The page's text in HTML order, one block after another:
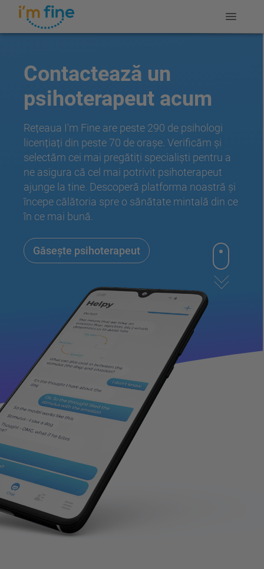
Contactează un
psihoterapeut acum
Rețeaua I'm Fine are peste 290 de psihologi
licențiați din peste 70 de orașe. Verificăm și
selectăm cei mai pregătiți specialiști pentru a
ne asigura că cel mai potrivit psihoterapeut
ajunge la tine. Descoperă platforma noastră și
începe călătoria spre o sănătate mintală din ce
în ce mai bună.
Găsește psihoterapeut